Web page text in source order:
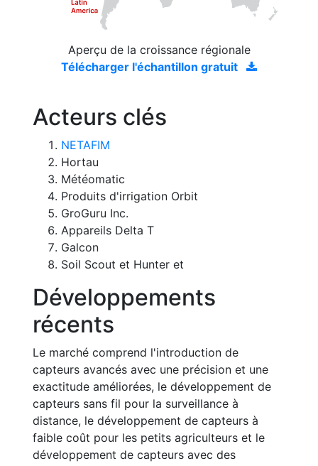
Aperçu de la croissance régionale
Télécharger l'échantillon gratuit
Acteurs clés
NETAFIM
Hortau
Météomatic
Produits d'irrigation Orbit
GroGuru Inc.
Appareils Delta T
Galcon
Soil Scout et Hunter et
Développements
récents
Le marché comprend l'introduction de
capteurs avancés avec une précision et une
exactitude améliorées, le développement de
capteurs sans fil pour la surveillance à
distance, le développement de capteurs à
faible coût pour les petits agriculteurs et le
développement de capteurs avec des